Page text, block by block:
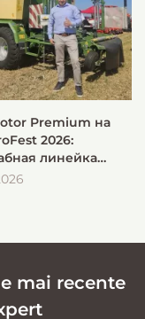
Premium на
2026:
линейка
для быстрой и
mai recente